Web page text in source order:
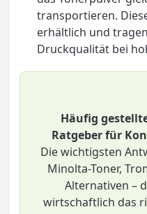
transportieren.
erhältlich und
Druckqualität bei
Häufig
Ratgeber für
Die wichtigsten
Minolta-Toner,
Alternativen –
wirtschaftlich das